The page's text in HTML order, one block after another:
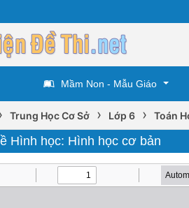
Mầm Non - Mẫu Giáo
Trung Học Cơ Sở › Lớp 6 › Toán
Hình học: Hình học cơ bản